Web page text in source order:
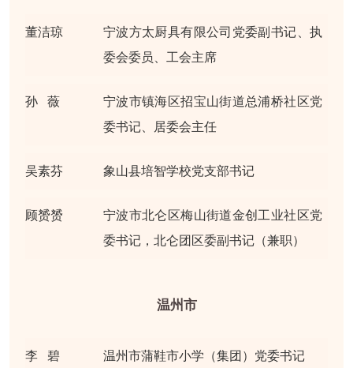
董洁琼
宁波方太厨具有限公司党委副书记、执
委会委员、工会主席
孙 薇
宁波市镇海区招宝山街道总浦桥社区党
委书记、居委会主任
吴素芬 象山县培智学校党支部书记
顾赟赟
宁波市北仑区梅山街道金创工业社区党
委书记，北仑团区委副书记（兼职）
温州市
李 碧 温州市蒲鞋市小学（集团）党委书记